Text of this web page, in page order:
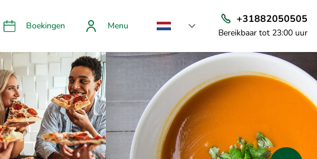
Boekingen Menu
+31882050505
Bereikbaar tot 23:00 uur